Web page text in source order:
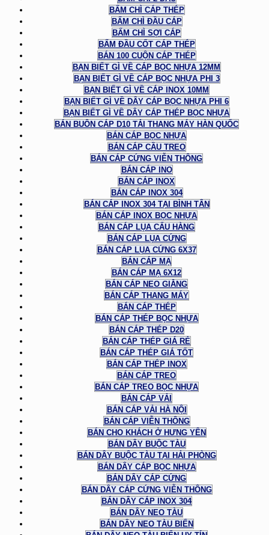
BẤM CHÌ CÁP THÉP
BẤM CHÌ ĐẦU CÁP
BẤM CHÌ SỢI CÁP
BẤM ĐẦU CỐT CÁP THÉP
BÁN 100 CUỘN CÁP THÉP
BẠN BIẾT GÌ VỀ CÁP BỌC NHỰA 12MM
BẠN BIẾT GÌ VỀ CÁP BỌC NHỰA PHI 3
BẠN BIẾT GÌ VỀ CÁP INOX 10MM
BẠN BIẾT GÌ VỀ DÂY CÁP BỌC NHỰA PHI 6
BẠN BIẾT GÌ VỀ DÂY CÁP THÉP BỌC NHỰA
BÁN BUÔN CÁP D10 TẢI THANG MÁY HÀN QUỐC
BÁN CÁP BỌC NHỰA
BÁN CÁP CẦU TREO
BÁN CÁP CỨNG VIỄN THÔNG
BÁN CÁP INO
BÁN CÁP INOX
BÁN CÁP INOX 304
BÁN CÁP INOX 304 TẠI BÌNH TÂN
BÁN CÁP INOX BỌC NHỰA
BÁN CÁP LỤA CẨU HÀNG
BÁN CÁP LỤA CỨNG
BÁN CÁP LỤA CỨNG 6X37
BÁN CÁP MẠ
BÁN CÁP MẠ 6X12
BÁN CÁP NEO GIẰNG
BÁN CÁP THANG MÁY
BÁN CÁP THÉP
BÁN CÁP THÉP BỌC NHỰA
BÁN CÁP THÉP D20
BÁN CÁP THÉP GIÁ RẺ
BÁN CÁP THÉP GIÁ TỐT
BÁN CÁP THÉP INOX
BÁN CÁP TREO
BÁN CÁP TREO BỌC NHỰA
BÁN CÁP VẢI
BÁN CÁP VẢI HÀ NỘI
BÁN CÁP VIỄN THÔNG
BÁN CHO KHÁCH Ở HƯNG YÊN
BÁN DÂY BUỘC TÀU
BÁN DÂY BUỘC TÀU TẠI HẢI PHÒNG
BÁN DÂY CÁP BỌC NHỰA
BÁN DÂY CÁP CỨNG
BÁN DÂY CÁP CỨNG VIỄN THÔNG
BÁN DÂY CÁP INOX 304
BÁN DÂY NEO TÀU
BÁN DÂY NEO TÀU BIỂN